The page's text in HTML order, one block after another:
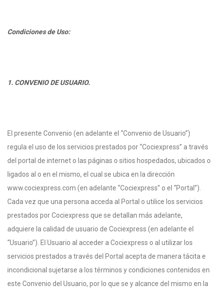
Condiciones de Uso:
1. CONVENIO DE USUARIO.
El presente Convenio (en adelante el “Convenio de Usuario”)
regula el uso de los servicios prestados por “Cociexpress” a través
del portal de internet o las páginas o sitios hospedados, ubicados o
ligados al o en el mismo, el cual se ubica en la dirección
www.cociexpress.com (en adelante “Cociexpress” o el “Portal”).
Cada vez que una persona acceda al Portal o utilice los servicios
prestados por Cociexpress que se detallan más adelante,
adquiere la calidad de usuario de Cociexpress (en adelante el
“Usuario”). El Usuario al acceder a Cociexpress o al utilizar los
servicios prestados a través del Portal acepta de manera tácita e
incondicional sujetarse a los términos y condiciones contenidos en
este Convenio del Usuario, por lo que se y alcance del mismo en la